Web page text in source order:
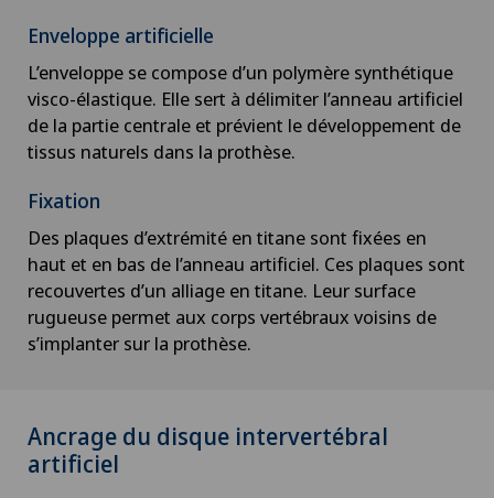
Enveloppe artificielle
L’enveloppe se compose d’un polymère synthétique
visco-élastique. Elle sert à délimiter l’anneau artificiel
de la partie centrale et prévient le développement de
tissus naturels dans la prothèse.
Fixation
Des plaques d’extrémité en titane sont fixées en
haut et en bas de l’anneau artificiel. Ces plaques sont
recouvertes d’un alliage en titane. Leur surface
rugueuse permet aux corps vertébraux voisins de
s’implanter sur la prothèse.
Ancrage du disque intervertébral
artificiel